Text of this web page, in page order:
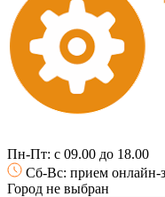
Пн-Пт: с 09.00 до 18.00
Сб-Вс: прием онлайн-
Город не выбран